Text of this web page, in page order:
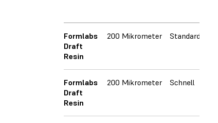
Formlabs
Draft
Resin
200 Mikrometer Standard
Formlabs
Draft
Resin
200 Mikrometer Schnell